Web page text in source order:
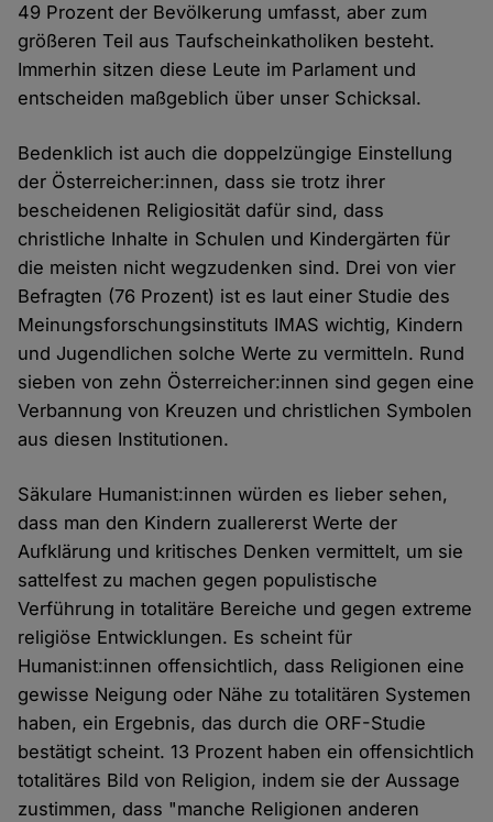
49 Prozent der Bevölkerung umfasst, aber zum
größeren Teil aus Taufscheinkatholiken besteht.
Immerhin sitzen diese Leute im Parlament und
entscheiden maßgeblich über unser Schicksal.
Bedenklich ist auch die doppelzüngige Einstellung
der Österreicher:innen, dass sie trotz ihrer
bescheidenen Religiosität dafür sind, dass
christliche Inhalte in Schulen und Kindergärten für
die meisten nicht wegzudenken sind. Drei von vier
Befragten (76 Prozent) ist es laut einer Studie des
Meinungsforschungsinstituts IMAS wichtig, Kindern
und Jugendlichen solche Werte zu vermitteln. Rund
sieben von zehn Österreicher:innen sind gegen eine
Verbannung von Kreuzen und christlichen Symbolen
aus diesen Institutionen.
Säkulare Humanist:innen würden es lieber sehen,
dass man den Kindern zuallererst Werte der
Aufklärung und kritisches Denken vermittelt, um sie
sattelfest zu machen gegen populistische
Verführung in totalitäre Bereiche und gegen extreme
religiöse Entwicklungen. Es scheint für
Humanist:innen offensichtlich, dass Religionen eine
gewisse Neigung oder Nähe zu totalitären Systemen
haben, ein Ergebnis, das durch die ORF-Studie
bestätigt scheint. 13 Prozent haben ein offensichtlich
totalitäres Bild von Religion, indem sie der Aussage
zustimmen, dass "manche Religionen anderen